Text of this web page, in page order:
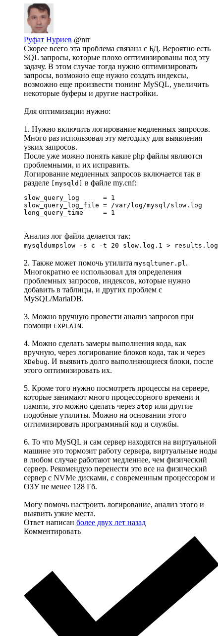
Руфат Нуриев @nrr
Скорее всего эта проблема связана с БД. Вероятно есть
SQL запросы, которые плохо оптимизированы под эту
задачу. В этом случае тогда нужно оптимизировать
запросы, возможно еще нужно создать индексы,
возможно еще произвести тюнинг MySQL, увеличить
некоторые буферы и другие настройки.
Для оптимизации нужно:
1. Нужно включить логирование медленных запросов.
Много раз использовал эту методику для выявления
узких запросов.
После уже можно понять какие php файлы являются
проблемными, и их исправить.
Логирование медленных запросов включается так в
разделе
[mysqld] в файле my.cnf:
slow_query_log      = 1
slow_query_log_file = /var/log/mysql/slow.log
long_query_time     = 1
Анализ лог файла делается так:
mysqldumpslow -s c -t 20 slow.log.1 > results.log
2. Также может помочь утилита mysqltuner.pl.
Многократно ее использовал для определения
проблемных запросов, индексов, которые нужно
добавить в таблицы, и других проблем с
MySQL/MariaDB.
3. Можно вручную провести анализ запросов при
помощи EXPLAIN.
4. Можно сделать замеры выполнения кода, как
вручную, через логирование блоков кода, так и через
XDebug. И выявить долго выполняющиеся блоки, после
этого оптимизировать их.
5. Кроме того нужно посмотреть процессы на сервере,
которые занимают много процессорного времени и
памяти, это можно сделать через atop или другие
подобные утилиты. Можно на основании этого
оптимизировать программный код и службы.
6. То что MySQL и сам сервер находятся на виртуальной
машине это тормозит работу сервера, виртуальные ноды
в любом случае работают медленнее, чем физический
сервер. Рекомендую перенести это все на физический
сервер с NVMe дисками, с современным процессором и
ОЗУ не менее 128 Гб.
Могу помочь настроить логирование, анализ этого и
выявить узкие места.
Ответ написан более двух лет назад
Комментировать